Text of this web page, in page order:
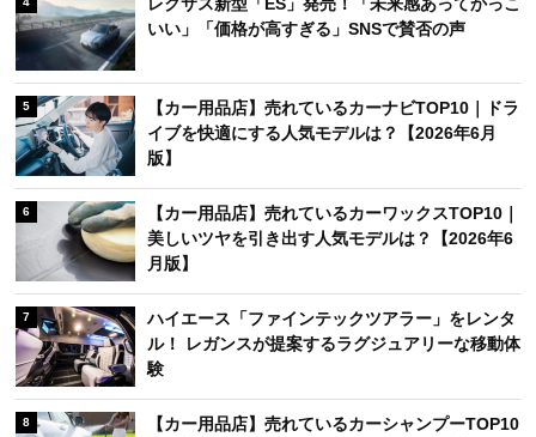
いい」「価格が高すぎる」SNSで賛否の声
5
【カー用品店】売れているカーナビTOP10｜ドラ
イブを快適にする人気モデルは？【2026年6月
版】
6
【カー用品店】売れているカーワックスTOP10｜
美しいツヤを引き出す人気モデルは？【2026年6
月版】
7
ハイエース「ファインテックツアラー」をレンタ
ル！ レガンスが提案するラグジュアリーな移動体
験
8
【カー用品店】売れているカーシャンプーTOP10